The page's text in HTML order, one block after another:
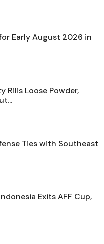
Early August 2026 in
Rilis Loose Powder,
Ties with Southeast
Exits AFF Cup,